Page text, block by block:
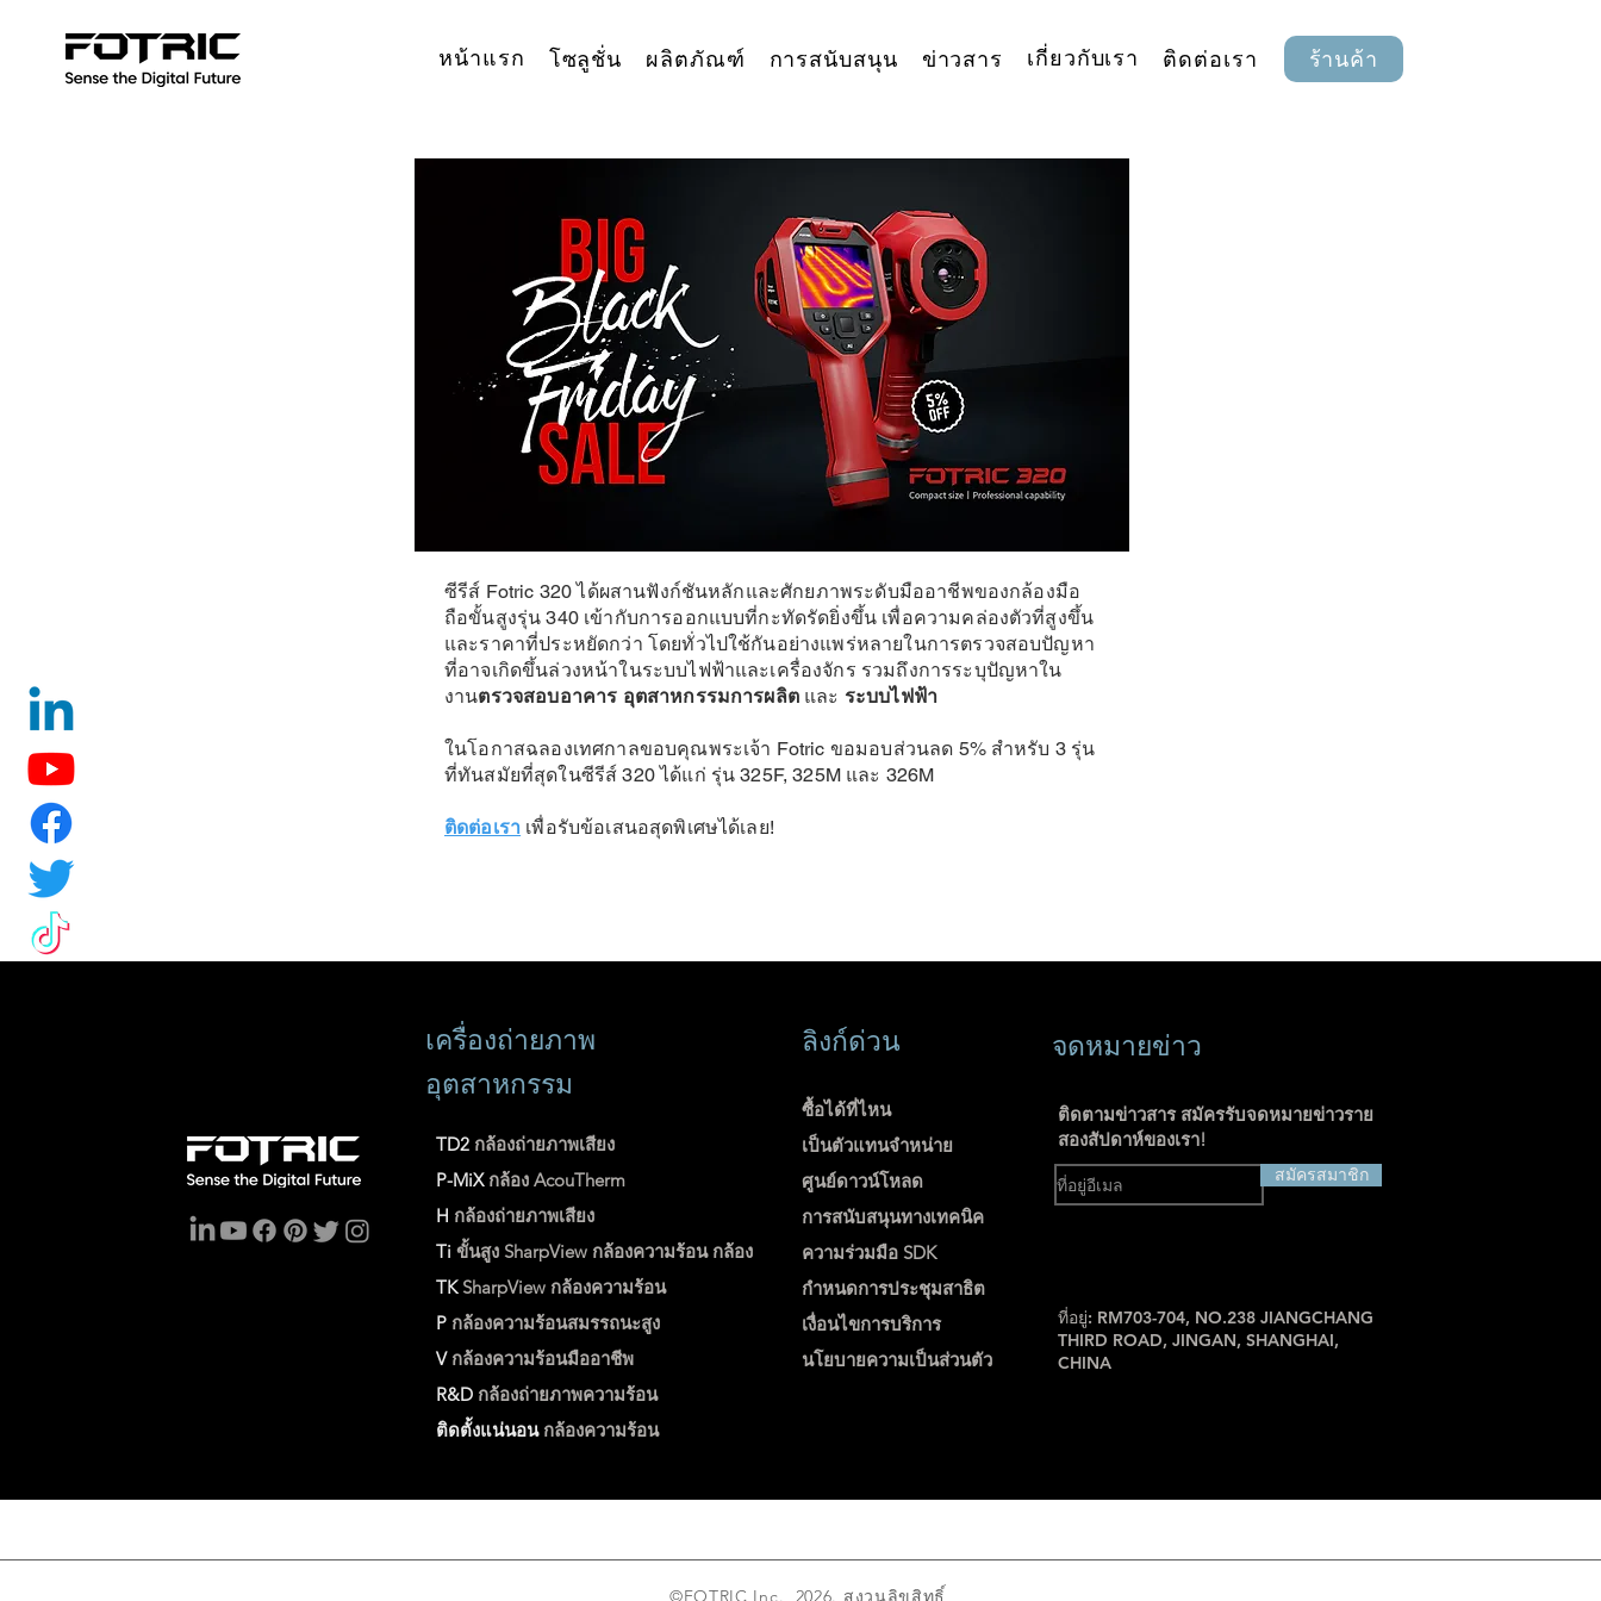
หน้าแรก โซลูชั่น ผลิตภัณฑ์ การสนับสนุน ข่าวสาร เกี่ยวกับเรา ติดต่อเรา ร้านค้า
ซีรีส์ Fotric 320 ได้ผสานฟังก์ชันหลักและศักยภาพระดับมืออาชีพของกล้องมือ
ถือขั้นสูงรุ่น 340 เข้ากับการออกแบบที่กะทัดรัดยิ่งขึ้น เพื่อความคล่องตัวที่สูงขึ้น
และราคาที่ประหยัดกว่า โดยทั่วไปใช้กันอย่างแพร่หลายในการตรวจสอบปัญหา
ที่อาจเกิดขึ้นล่วงหน้าในระบบไฟฟ้าและเครื่องจักร รวมถึงการระบุปัญหาใน
งานตรวจสอบอาคาร อุตสาหกรรมการผลิตและ ระบบไฟฟ้า
ในโอกาสฉลองเทศกาลขอบคุณพระเจ้า Fotric ขอมอบส่วนลด 5% สำหรับ 3 รุ่น
ที่ทันสมัยที่สุดในซีรีส์ 320 ได้แก่ รุ่น 325F, 325M และ 326M
ติดต่อเรา เพื่อรับข้อเสนอสุดพิเศษได้เลย!
เครื่องถ่ายภาพ
อุตสาหกรรม
TD2 กล้องถ่ายภาพเสียง
P-MiX กล้อง AcouTherm
H กล้องถ่ายภาพเสียง
Ti ขั้นสูง SharpView กล้องความร้อนกล้อง
TK SharpView กล้องความร้อน
P กล้องความร้อนสมรรถนะสูง
Vกล้องความร้อนมืออาชีพ
R&D กล้องถ่ายภาพความร้อน
ติดตั้งแน่นอนกล้องความร้อน
ลิงก์ด่วน
ซื้อได้ที่ไหน
เป็นตัวแทนจำหน่าย
ศูนย์ดาวน์โหลด
การสนับสนุนทางเทคนิค
ความร่วมมือ SDK
กำหนดการประชุมสาธิต
เงื่อนไขการบริการ
นโยบายความเป็นส่วนตัว
จดหมายข่าว
ติดตามข่าวสาร สมัครรับจดหมายข่าวราย
สองสัปดาห์ของเรา!
สมัครสมาชิก
ที่อยู่: RM703-704, NO.238 JIANGCHANG
THIRD ROAD, JINGAN, SHANGHAI,
CHINA
©FOTRIC Inc. 2026. สงวนลิขสิทธิ์